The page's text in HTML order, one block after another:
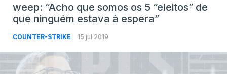
weep: “Acho que somos os 5 “eleitos” de
que ninguém estava à espera”
COUNTER-STRIKE 15 jul 2019